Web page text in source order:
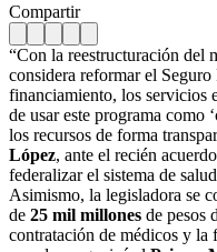
Compartir
“Con la reestructuración del
considera reformar el
financiamiento, los servicios
de usar este programa como
los recursos de forma
López, ante el recién
federalizar el sistema de
Asimismo, la legisladora se
de 25 mil millones de pesos
contratación de médicos y la